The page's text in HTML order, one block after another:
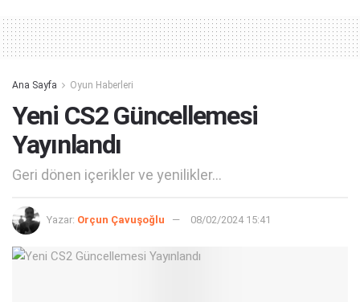
Ana Sayfa Oyun Haberleri
Yeni CS2 Güncellemesi
Yayınlandı
Geri dönen içerikler ve yenilikler...
Yazar: Orçun Çavuşoğlu 08/02/2024 15:41